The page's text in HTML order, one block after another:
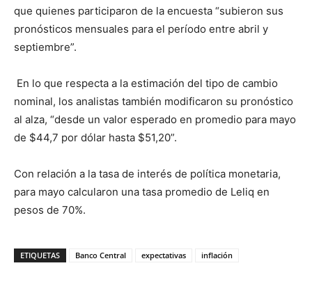
que quienes participaron de la encuesta “subieron sus
pronósticos mensuales para el período entre abril y
septiembre”.
En lo que respecta a la estimación del tipo de cambio
nominal, los analistas también modificaron su pronóstico
al alza, “desde un valor esperado en promedio para mayo
de $44,7 por dólar hasta $51,20”.
Con relación a la tasa de interés de política monetaria,
para mayo calcularon una tasa promedio de Leliq en
pesos de 70%.
ETIQUETAS Banco Central expectativas inflación